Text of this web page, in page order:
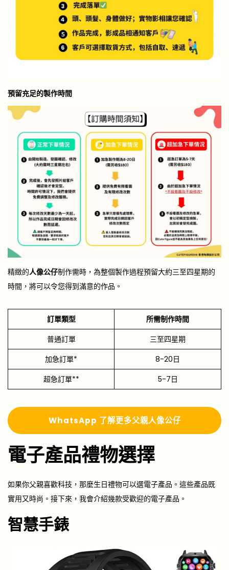
預留充足的製作時間
精緻的人像公仔制作需時，為整個製作過程預留大約三至四星期的
時間，將可以令您得到滿意的作品。
訂單類型
所需制作時間
普通訂單
三至四星期
加急訂單*
8-20日
超急訂單**
5-7日
WhatsApp 了解更多父親人像公仔
電子產品禮物選擇
如果你父親喜歡科技，那麼生日禮物可以選電子產品。這些產品既
實用又時尚。接下來，我會介紹幾款受歡迎的電子產品。
智慧手錶